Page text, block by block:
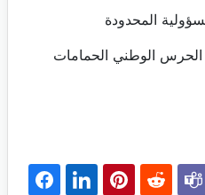
المحدودة
الوطني الحمامات